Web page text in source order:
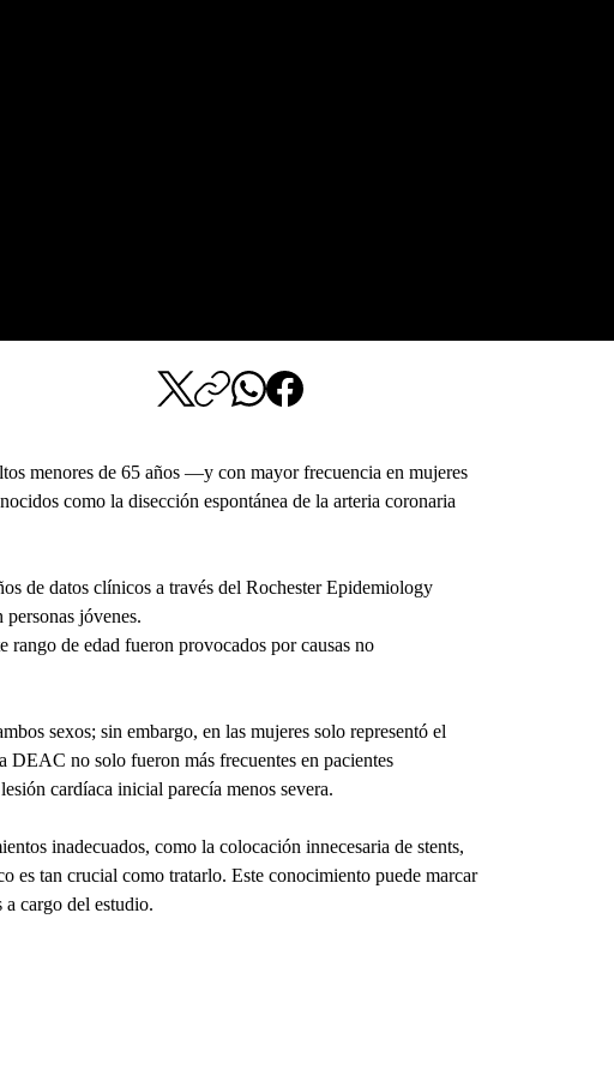
menores de 65 años —y con mayor frecuencia en mujeres
como la disección espontánea de la arteria coronaria
de datos clínicos a través del Rochester Epidemiology
jóvenes.
rango de edad fueron provocados por causas no
sexos; sin embargo, en las mujeres solo representó el
DEAC no solo fueron más frecuentes en pacientes
cardíaca inicial parecía menos severa.
inadecuados, como la colocación innecesaria de stents,
es tan crucial como tratarlo. Este conocimiento puede marcar
cargo del estudio.